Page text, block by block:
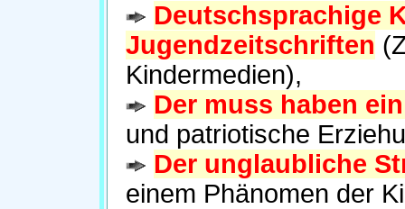
Deutschsprachige
Jugendzeitschriften
Kindermedien),
Der muss haben
und patriotische
Der unglaubliche
einem Phänomen der